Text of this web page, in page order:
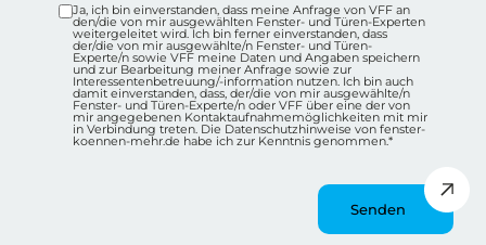
Datenschutz-Checkbox Container
Ja, ich bin einverstanden, dass meine Anfrage von VFF an
den/die von mir ausgewählten Fenster- und Türen-Experten
weitergeleitet wird. Ich bin ferner einverstanden, dass
der/die von mir ausgewählte/n Fenster- und Türen-
Experte/n sowie VFF meine Daten und Angaben speichern
und zur Bearbeitung meiner Anfrage sowie zur
Interessentenbetreuung/-information nutzen. Ich bin auch
damit einverstanden, dass, der/die von mir ausgewählte/n
Fenster- und Türen-Experte/n oder VFF über eine der von
mir angegebenen Kontaktaufnahmemöglichkeiten mit mir
in Verbindung treten. Die Datenschutzhinweise von fenster-
koennen-mehr.de habe ich zur Kenntnis genommen.*